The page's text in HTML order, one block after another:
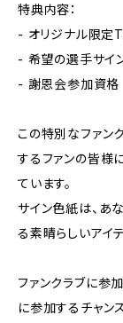
特典内容：
- オリジナル限定
- 希望の選手サイ
- 謝恩会参
この特別なファン
するファンの皆様
ています。
サイン色紙は、あ
る素晴らしいアイテ
ファンクラブに参
に参加するチャン